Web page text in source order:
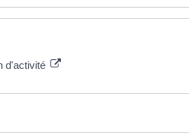
d'activité